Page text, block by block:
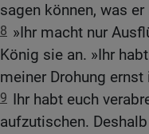
sagen können, was er
8 »Ihr macht nur
König sie an. »Ihr
meiner Drohung ernst
9 Ihr habt euch
aufzutischen.